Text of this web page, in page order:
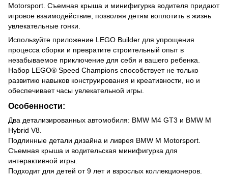
Motorsport. Съемная крыша и минифигурка водителя придают
игровое взаимодействие, позволяя детям воплотить в жизнь
увлекательные гонки.
Используйте приложение LEGO Builder для упрощения
процесса сборки и превратите строительный опыт в
незабываемое приключение для себя и вашего ребенка.
Набор LEGO® Speed Champions способствует не только
развитию навыков конструирования и креативности, но и
обеспечивает часы увлекательной игры.
Особенности:
Два детализированных автомобиля: BMW M4 GT3 и BMW M
Hybrid V8.
Подлинные детали дизайна и ливрея BMW M Motorsport.
Съемная крыша и водительская минифигурка для
интерактивной игры.
Подходит для детей от 9 лет и взрослых коллекционеров.